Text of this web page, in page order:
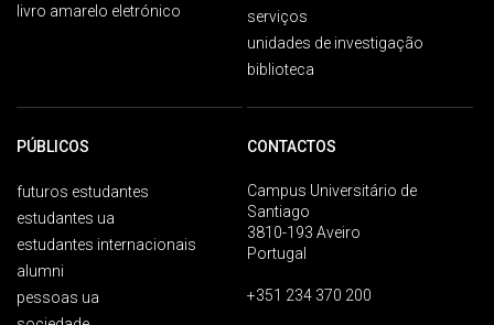
livro amarelo eletrónico
serviços
unidades de investigação
biblioteca
PÚBLICOS
futuros estudantes
estudantes ua
estudantes internacionais
alumni
pessoas ua
CONTACTOS
Campus Universitário de
Santiago
3810-193 Aveiro
Portugal
+351 234 370 200